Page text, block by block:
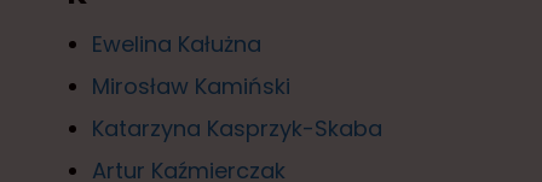
Ewelina Kałużna
Mirosław Kamiński
Katarzyna Kasprzyk-Skaba
Artur Kaźmierczak